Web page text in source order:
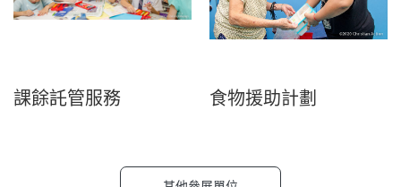
課餘託管服務 食物援助計劃